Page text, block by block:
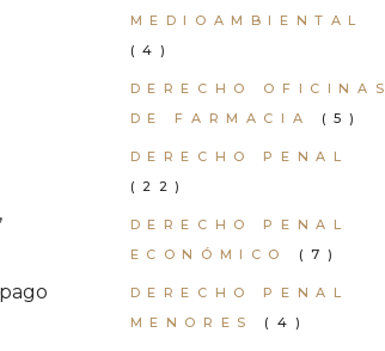
,
MEDIOAMBIENTAL
(4)
DERECHO OFICINAS
DE FARMACIA
(5)
DERECHO PENAL
(22)
DERECHO PENAL
ECONÓMICO
(7)
DERECHO PENAL
MENORES
(4)